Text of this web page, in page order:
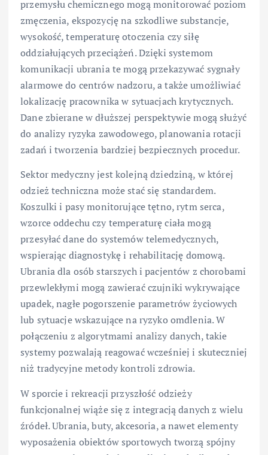
przemysłu chemicznego mogą monitorować poziom
zmęczenia, ekspozycję na szkodliwe substancje,
wysokość, temperaturę otoczenia czy siłę
oddziałujących przeciążeń. Dzięki systemom
komunikacji ubrania te mogą przekazywać sygnały
alarmowe do centrów nadzoru, a także umożliwiać
lokalizację pracownika w sytuacjach krytycznych.
Dane zbierane w dłuższej perspektywie mogą służyć
do analizy ryzyka zawodowego, planowania rotacji
zadań i tworzenia bardziej bezpiecznych procedur.
Sektor medyczny jest kolejną dziedziną, w której
odzież techniczna może stać się standardem.
Koszulki i pasy monitorujące tętno, rytm serca,
wzorce oddechu czy temperaturę ciała mogą
przesyłać dane do systemów telemedycznych,
wspierając diagnostykę i rehabilitację domową.
Ubrania dla osób starszych i pacjentów z chorobami
przewlekłymi mogą zawierać czujniki wykrywające
upadek, nagłe pogorszenie parametrów życiowych
lub sytuacje wskazujące na ryzyko omdlenia. W
połączeniu z algorytmami analizy danych, takie
systemy pozwalają reagować wcześniej i skuteczniej
niż tradycyjne metody kontroli zdrowia.
W sporcie i rekreacji przyszłość odzieży
funkcjonalnej wiąże się z integracją danych z wielu
źródeł. Ubrania, buty, akcesoria, a nawet elementy
wyposażenia obiektów sportowych tworzą spójny